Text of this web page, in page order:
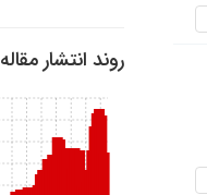
روند انتشار مقاله